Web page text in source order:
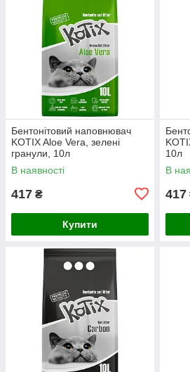
Бентонітовий наповнювач
KOTIX Aloe Vera, зелені
гранули, 10л
В наявності
417 ₴
Купити
10л
В
417